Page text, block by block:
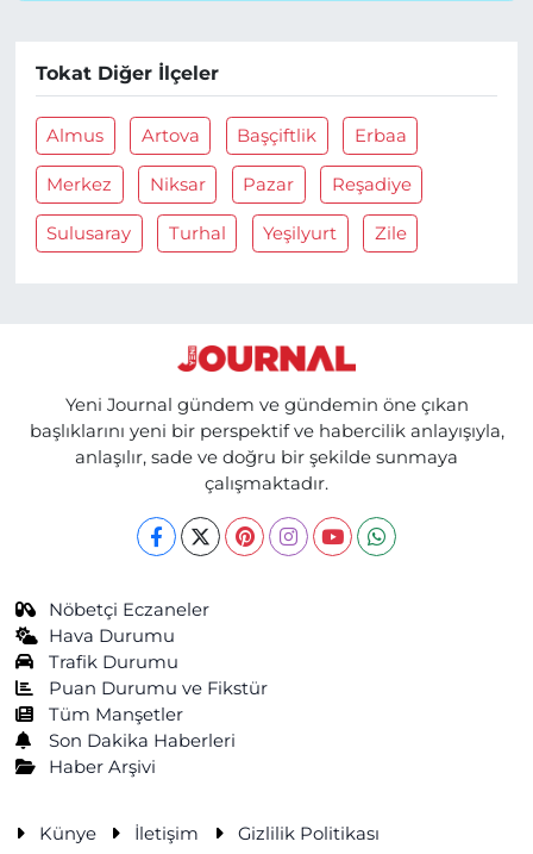
Tokat Diğer İlçeler
Almus Artova Başçiftlik Erbaa
Merkez Niksar Pazar Reşadiye
Sulusaray Turhal Yeşilyurt Zile
Yeni Journal gündem ve gündemin öne çıkan
başlıklarını yeni bir perspektif ve habercilik anlayışıyla,
anlaşılır, sade ve doğru bir şekilde sunmaya
çalışmaktadır.
Nöbetçi Eczaneler
Hava Durumu
Trafik Durumu
Puan Durumu ve Fikstür
Tüm Manşetler
Son Dakika Haberleri
Haber Arşivi
Künye İletişim Gizlilik Politikası